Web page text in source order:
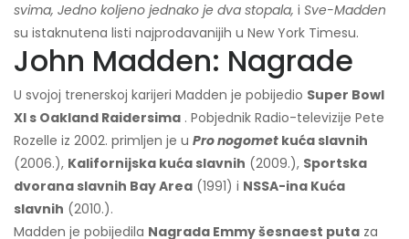
svima, Jedno koljeno jednako je dva stopala, i Sve-Madden
su istaknutena listi najprodavanijih u New York Timesu.
John Madden: Nagrade
U svojoj trenerskoj karijeri Madden je pobijedio Super Bowl
XI s Oakland Raidersima . Pobjednik Radio-televizije Pete
Rozelle iz 2002. primljen je u Pro nogomet kuća slavnih
(2006.), Kalifornijska kuća slavnih (2009.), Sportska
dvorana slavnih Bay Area (1991) i NSSA-ina Kuća
slavnih (2010.).
Madden je pobijedila Nagrada Emmy šesnaest puta za